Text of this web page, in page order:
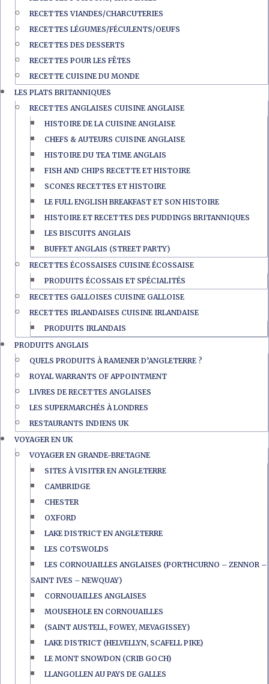
RECETTES VIANDES/CHARCUTERIES
RECETTES LÉGUMES/FÉCULENTS/OEUFS
RECETTES DES DESSERTS
RECETTES POUR LES FÊTES
RECETTE CUISINE DU MONDE
LES PLATS BRITANNIQUES
RECETTES ANGLAISES CUISINE ANGLAISE
HISTOIRE DE LA CUISINE ANGLAISE
CHEFS & AUTEURS CUISINE ANGLAISE
HISTOIRE DU TEA TIME ANGLAIS
FISH AND CHIPS RECETTE ET HISTOIRE
SCONES RECETTES ET HISTOIRE
LE FULL ENGLISH BREAKFAST ET SON HISTOIRE
HISTOIRE ET RECETTES DES PUDDINGS BRITANNIQUES
LES BISCUITS ANGLAIS
BUFFET ANGLAIS (STREET PARTY)
RECETTES ÉCOSSAISES CUISINE ÉCOSSAISE
PRODUITS ÉCOSSAIS ET SPÉCIALITÉS
RECETTES GALLOISES CUISINE GALLOISE
RECETTES IRLANDAISES CUISINE IRLANDAISE
PRODUITS IRLANDAIS
PRODUITS ANGLAIS
QUELS PRODUITS À RAMENER D’ANGLETERRE ?
ROYAL WARRANTS OF APPOINTMENT
LIVRES DE RECETTES ANGLAISES
LES SUPERMARCHÉS À LONDRES
RESTAURANTS INDIENS UK
VOYAGER EN UK
VOYAGER EN GRANDE-BRETAGNE
SITES À VISITER EN ANGLETERRE
CAMBRIDGE
CHESTER
OXFORD
LAKE DISTRICT EN ANGLETERRE
LES COTSWOLDS
LES CORNOUAILLES ANGLAISES (PORTHCURNO – ZENNOR –
SAINT IVES – NEWQUAY)
CORNOUAILLES ANGLAISES
MOUSEHOLE EN CORNOUAILLES
(SAINT AUSTELL, FOWEY, MEVAGISSEY)
LAKE DISTRICT (HELVELLYN, SCAFELL PIKE)
LE MONT SNOWDON (CRIB GOCH)
LLANGOLLEN AU PAYS DE GALLES